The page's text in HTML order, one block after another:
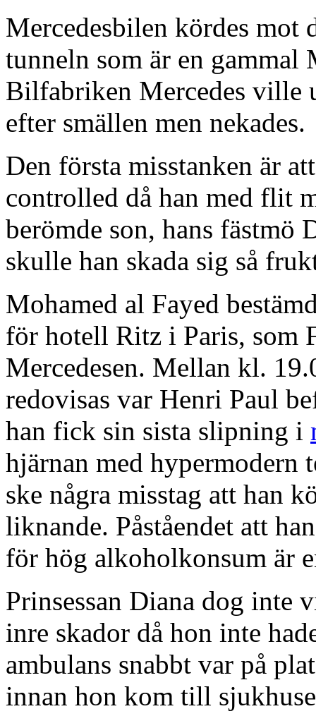
Mercedesbilen kördes mot
tunneln som är en
Bilfabriken Mercedes ville
efter smällen men nekades.
Den första misstanken är
controlled då han med flit
berömde son, hans fästmö
skulle han skada sig så
Mohamed al Fayed
för hotell Ritz i Paris, som
Mercedesen. Mellan kl.
redovisas var Henri Paul
han fick sin sista slipning i
hjärnan med hypermodern
ske några misstag att han
liknande. Påståendet att
för hög alkoholkonsum är
Prinsessan Diana dog inte
inre skador då hon inte
ambulans snabbt var på
innan hon kom till